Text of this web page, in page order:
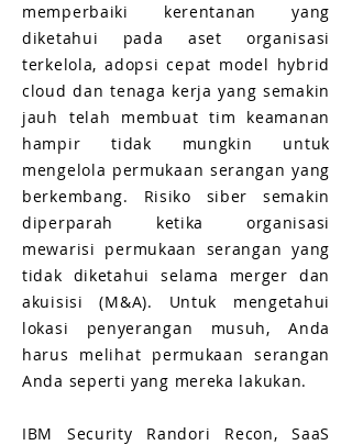
memperbaiki kerentanan yang
diketahui pada aset organisasi
terkelola, adopsi cepat model hybrid
cloud dan tenaga kerja yang semakin
jauh telah membuat tim keamanan
hampir tidak mungkin untuk
mengelola permukaan serangan yang
berkembang. Risiko siber semakin
diperparah ketika organisasi
mewarisi permukaan serangan yang
tidak diketahui selama merger dan
akuisisi (M&A). Untuk mengetahui
lokasi penyerangan musuh, Anda
harus melihat permukaan serangan
Anda seperti yang mereka lakukan.
IBM Security Randori Recon, SaaS